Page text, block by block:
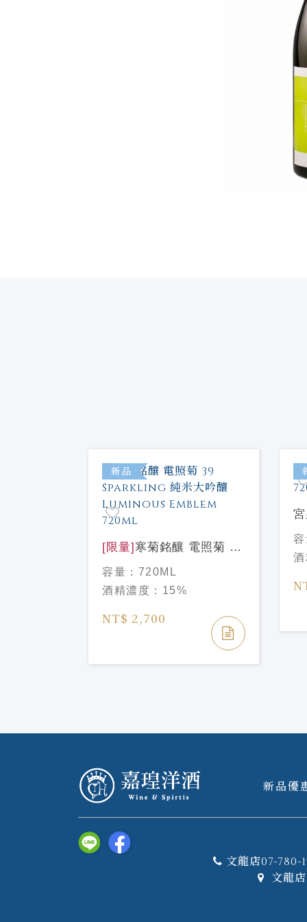
新品
[限量] 寒菊銘釀 電照菊 39
Sparkling 純米大吟釀
Luminous Emblem 720ml
容量： 720ML
酒精濃度： 15%
NT$ 2,700
新品優
文龍店07-780-
文龍